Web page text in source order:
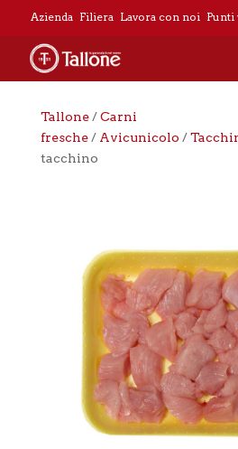
Azienda Filiera Lavora con noi Punti
Tallone/Carni
fresche/ Avicunicolo /
tacchino